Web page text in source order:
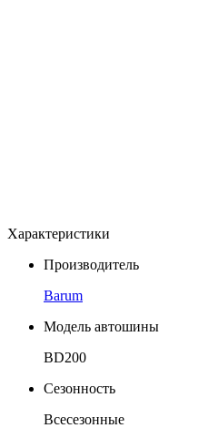
Характеристики
Производитель
Barum
Модель автошины
BD200
Сезонность
Всесезонные